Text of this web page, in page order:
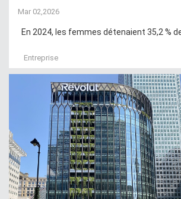
Mar 02,2026
En 2024, les femmes détenaient 35,2 %
Entreprise